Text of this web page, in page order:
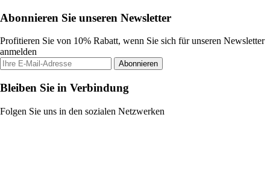
Abonnieren Sie unseren Newsletter
Profitieren Sie von 10% Rabatt, wenn Sie sich für unseren Newsletter
anmelden
Abonnieren
Bleiben Sie in Verbindung
Folgen Sie uns in den sozialen Netzwerken